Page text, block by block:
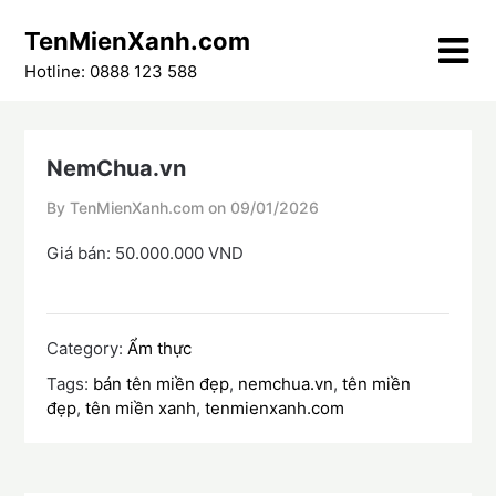
content
TenMienXanh.com
Hotline: 0888 123 588
NemChua.vn
By TenMienXanh.com on 09/01/2026
Giá bán: 50.000.000 VND
Category: Ẩm thực
Tags: bán tên miền đẹp, nemchua.vn,tên miền
đẹp,tên miền xanh,tenmienxanh.com